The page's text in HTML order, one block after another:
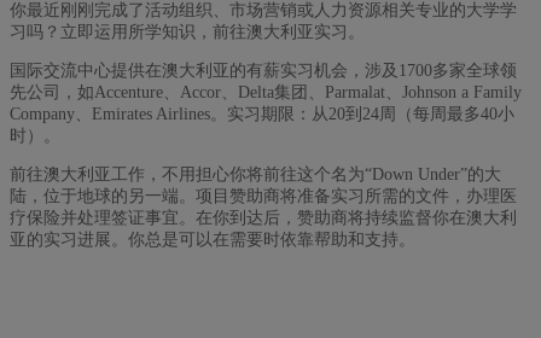
你最近刚刚完成了活动组织、市场营销或人力资源相关专业的大学学
习吗？立即运用所学知识，前往澳大利亚实习。
国际交流中心提供在澳大利亚的有薪实习机会，涉及1700多家全球领
先公司，如Accenture、Accor、Delta集团、Parmalat、Johnson a Family
Company、Emirates Airlines。实习期限：从20到24周（每周最多40小
时）。
前往澳大利亚工作，不用担心你将前往这个名为“Down Under”的大
陆，位于地球的另一端。项目赞助商将准备实习所需的文件，办理医
疗保险并处理签证事宜。在你到达后，赞助商将持续监督你在澳大利
亚的实习进展。你总是可以在需要时依靠帮助和支持。